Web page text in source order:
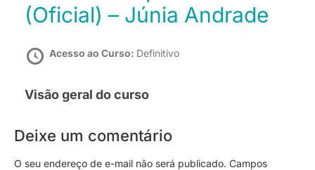
(Oficial) – Júnia Andrade
Acesso ao Curso: Definitivo
Visão geral do curso
Deixe um comentário
O seu endereço de e-mail não será publicado. Campos